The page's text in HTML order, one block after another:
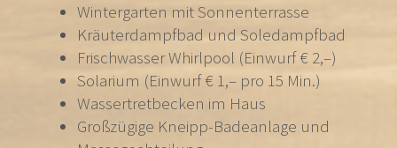
Wintergarten mit Sonnenterrasse
Kräuterdampfbad und Soledampfbad
Frischwasser Whirlpool (Einwurf € 2,–)
Solarium (Einwurf € 1,– pro 15 Min.)
Wassertretbecken im Haus
Großzügige Kneipp-Badeanlage und